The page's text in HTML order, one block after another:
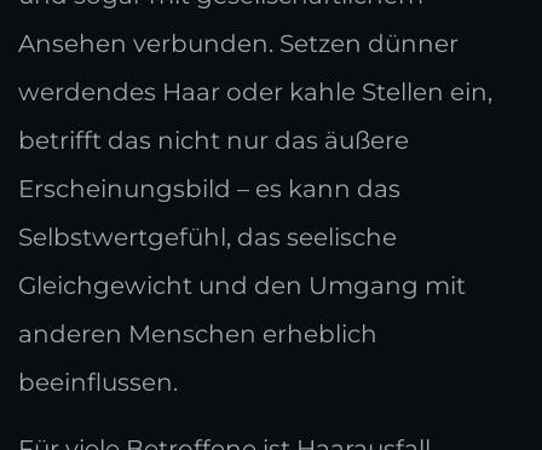
Ansehen verbunden. Setzen dünner
werdendes Haar oder kahle Stellen ein,
betrifft das nicht nur das äußere
Erscheinungsbild – es kann das
Selbstwertgefühl, das seelische
Gleichgewicht und den Umgang mit
anderen Menschen erheblich
beeinflussen.